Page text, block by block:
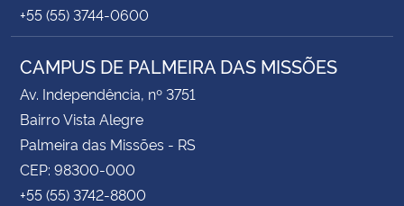
+55 (55) 3744-0600
CAMPUS DE PALMEIRA DAS MISSÕES
Av. Independência, nº 3751
Bairro Vista Alegre
Palmeira das Missões - RS
CEP: 98300-000
+55 (55) 3742-8800